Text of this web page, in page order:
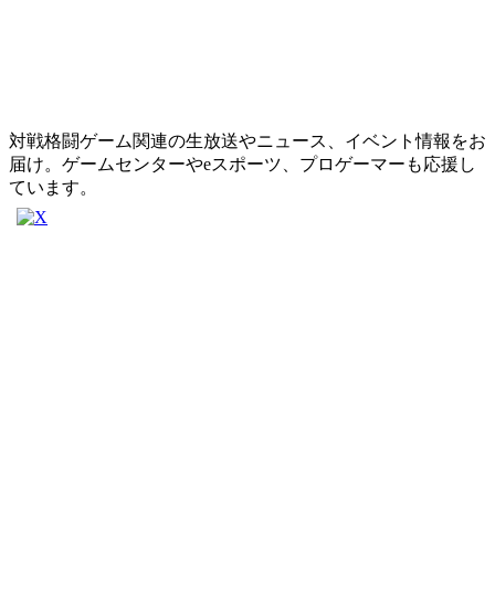
対戦格闘ゲーム関連の生放送やニュース、イベント情報をお
届け。ゲームセンターやeスポーツ、プロゲーマーも応援し
ています。